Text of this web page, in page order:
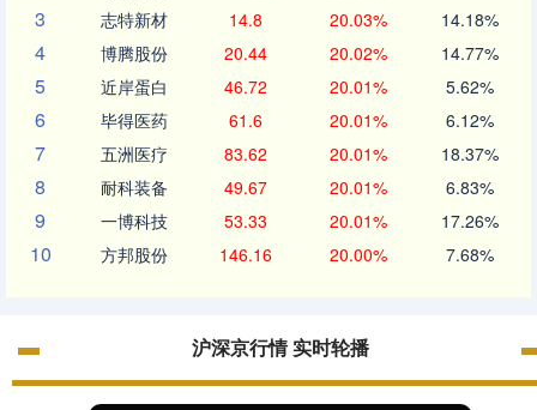
3 志特新材 14.8 20.03% 14.18%
4 博腾股份 20.44 20.02% 14.77%
5 近岸蛋白 46.72 20.01% 5.62%
6 毕得医药 61.6 20.01% 6.12%
7 五洲医疗 83.62 20.01% 18.37%
8 耐科装备 49.67 20.01% 6.83%
9 一博科技 53.33 20.01% 17.26%
10 方邦股份 146.16 20.00% 7.68%
沪深京行情 实时轮播